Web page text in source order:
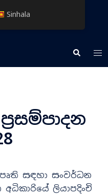
Search
සඳහා සංවර්ධන
ලියාපදිංචි
Sinhala